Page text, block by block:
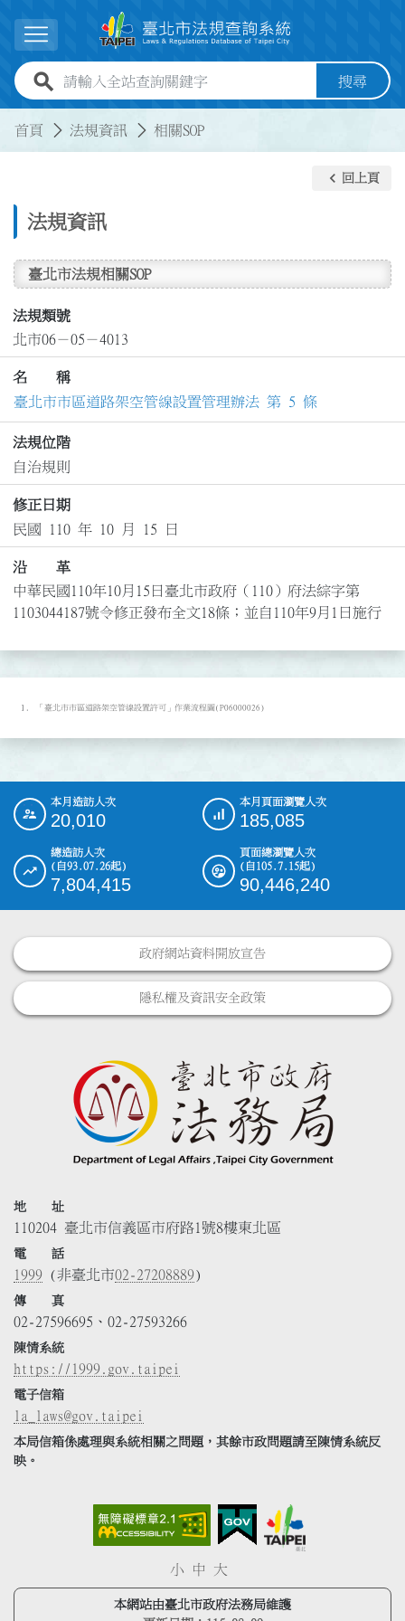
展開選單
全站查詢關鍵字欄位 搜尋
首頁 法規資訊 相關SOP
法規資訊
keyboard_arrow_left 回上頁
臺北市法規相關SOP
法規類號
北市06－05－4013
名 稱
臺北市市區道路架空管線設置管理辦法 第 5 條
法規位階
自治規則
修正日期
民國 110 年 10 月 15 日
沿 革
中華民國110年10月15日臺北市政府（110）府法綜字第
1103044187號令修正發布全文18條；並自110年9月1日施行
「臺北市市區道路架空管線設置許可」作業流程圖(P06000026)
::: 本月造訪人次
20,010
本月頁面瀏覽人次
185,085
總造訪人次
(自93.07.26起)
7,804,415
頁面總瀏覽人次
(自105.7.15起)
90,446,240
政府網站資料開放宣告
隱私權及資訊安全政策
地 址
110204 臺北市信義區市府路1號8樓東北區
電 話
1999 (非臺北市02-27208889)
傳 真
02-27596695、02-27593266
陳情系統
https://1999.gov.taipei
電子信箱
la_laws@gov.taipei
本局信箱係處理與系統相關之問題，其餘市政問題請至陳情系統反
映。
小 中 大
本網站由臺北市政府法務局維護